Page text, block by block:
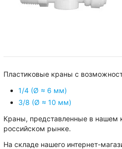
Пластиковые краны с
1/4 (Ø ≈ 6 мм)
3/8 (Ø ≈ 10 мм)
Краны, представленные в нашем
российском рынке.
На складе нашего интернет-